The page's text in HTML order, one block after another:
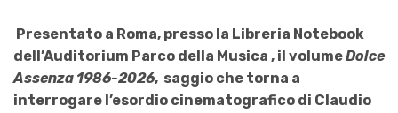
Presentato a Roma, presso la Libreria Notebook
dell’Auditorium Parco della Musica , il volumeDolce
Assenza 1986-2026, saggio che torna a
interrogare l’esordio cinematografico di Claudio